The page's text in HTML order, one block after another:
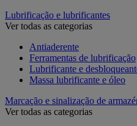
Lubrificação e lubrificantes
Ver todas as categorias
Antiaderente
Ferramentas de lubrificação
Lubrificante e
Massa lubrificante e óleo
Marcação e sinalização de
Ver todas as categorias